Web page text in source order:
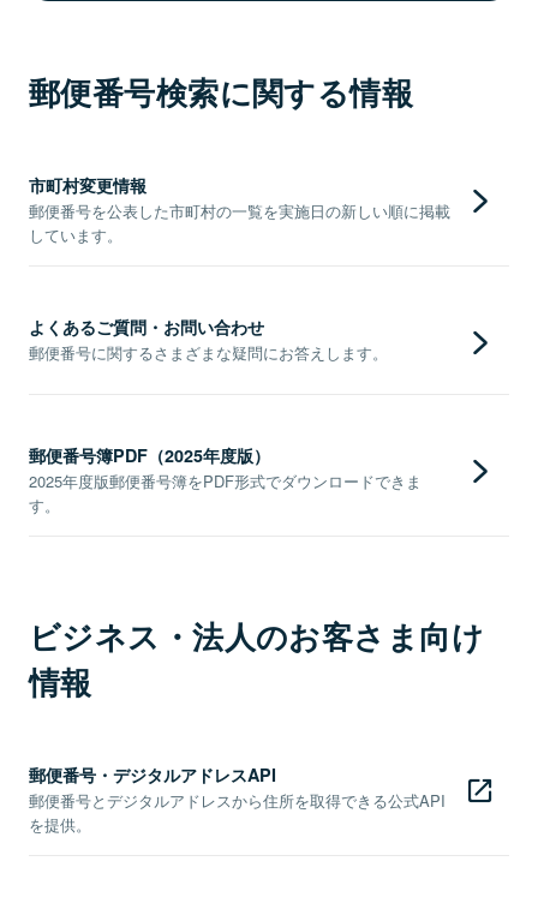
郵便番号検索に関する情報
市町村変更情報
郵便番号を公表した市町村の一覧を実施日の新しい順に掲載
しています。
よくあるご質問・お問い合わせ
郵便番号に関するさまざまな疑問にお答えします。
郵便番号簿PDF（2025年度版）
2025年度版郵便番号簿をPDF形式でダウンロードできま
す。
ビジネス・法人のお客さま向け
情報
郵便番号・デジタルアドレスAPI
郵便番号とデジタルアドレスから住所を取得できる公式API
を提供。